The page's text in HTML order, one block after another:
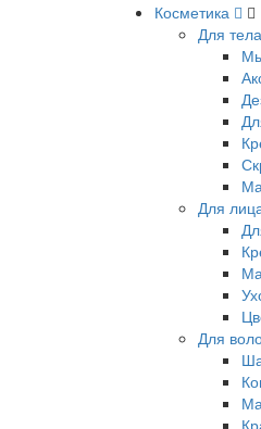
Косметика
Для тела
Для
Для